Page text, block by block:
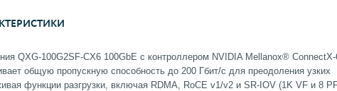
QXG-100G2SF-CX6 100GbE с контроллером NVIDIA Mellanox®
общую пропускную способность до 200 Гбит/с для преодоления узких
функции разгрузки, включая RDMA, RoCE v1/v2 и SR-IOV (1K VF и 8